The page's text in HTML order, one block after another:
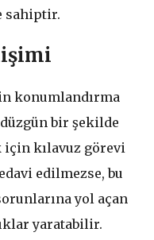
sahiptir.
konumlandırma
bir şekilde
için kılavuz görevi
edilmezse, bu
yol açan
yaratabilir.